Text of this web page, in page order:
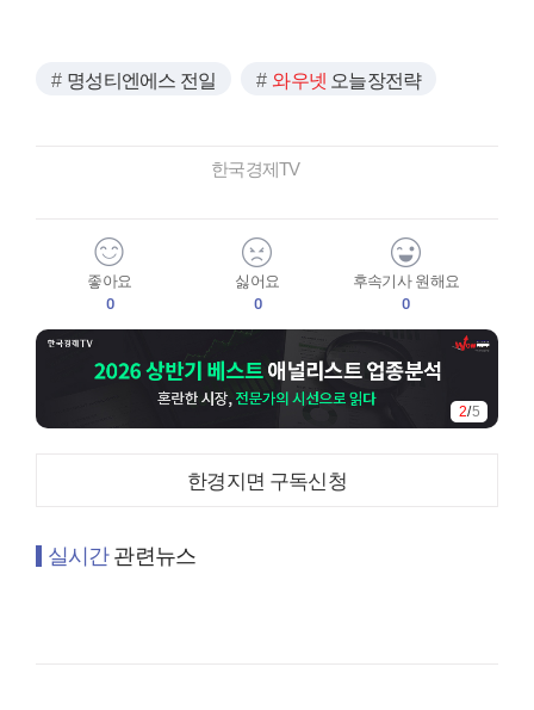
명성티엔에스 전일 와우넷 오늘장전략
한국경제TV
좋아요
0
싫어요
0
후속기사 원해요
0
3/5
한경지면 구독신청
실시간관련뉴스